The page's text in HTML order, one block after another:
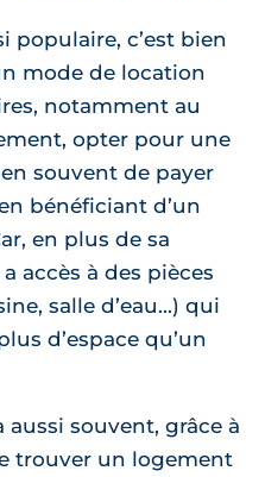
populaire, c’est bien
mode de location
notamment au
opter pour une
souvent de payer
bénéficiant d’un
en plus de sa
accès à des pièces
salle d’eau...) qui
d’espace qu’un
souvent, grâce à
trouver un logement